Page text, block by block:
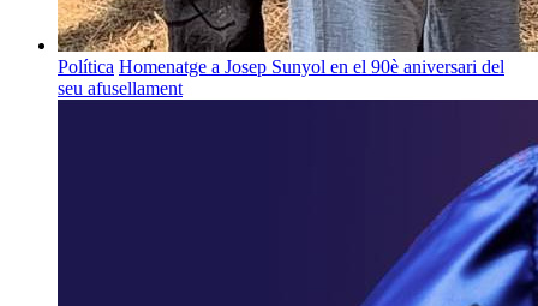
Política Homenatge a Josep Sunyol en el 90è aniversari del
seu afusellament